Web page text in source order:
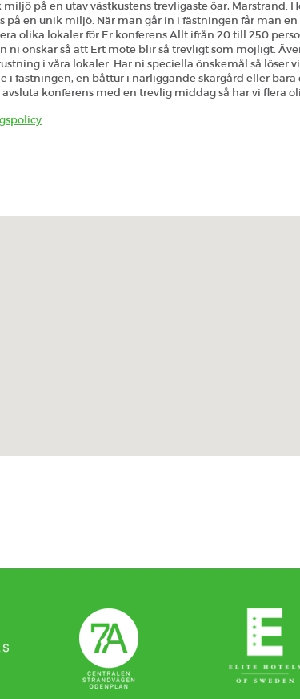
på en utav västkustens trevligaste öar, Marstrand.
på en unik miljö. När man går in i fästningen får man
olika lokaler för Er konferens Allt ifrån 20 till 250
ni önskar så att Ert möte blir så trevligt som möjligt.
i våra lokaler. Har ni speciella önskemål så löser
i fästningen, en båttur i närliggande skärgård eller
avsluta konferens med en trevlig middag så har vi flera